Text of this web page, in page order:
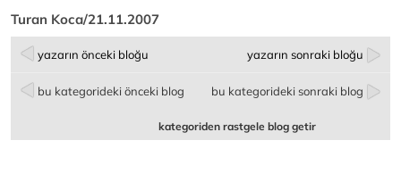
Turan Koca/21.11.2007
yazarın önceki bloğu yazarın sonraki bloğu
bu kategorideki önceki blog bu kategorideki sonraki blog
kategoriden rastgele blog getir